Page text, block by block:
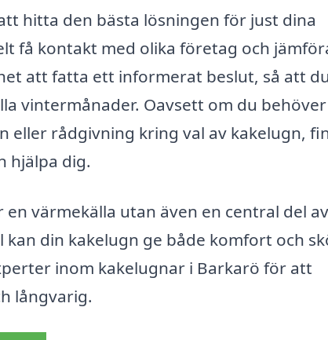
hitta den bästa lösningen för just dina
få kontakt med olika företag och
att fatta ett informerat beslut, så att
vintermånader. Oavsett om du
eller rådgivning kring val av kakelugn,
hjälpa dig.
värmekälla utan även en central del
din kakelugn ge både komfort och
inom kakelugnar i Barkarö för att
långvarig.